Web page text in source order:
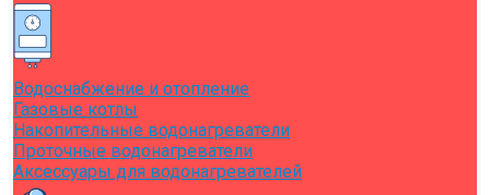
Водоснабжение и отопление
Газовые котлы
Накопительные водонагреватели
Проточные водонагреватели
Аксессуары для водонагревателей